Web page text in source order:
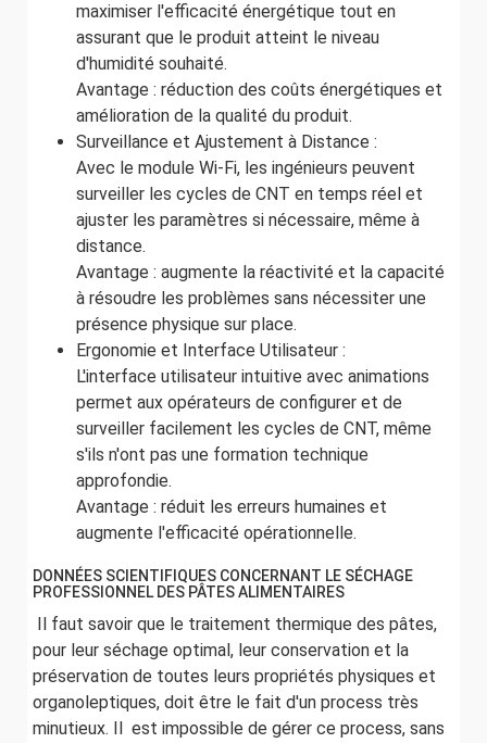
maximiser l'efficacité énergétique tout en
assurant que le produit atteint le niveau
d'humidité souhaité.
Avantage : réduction des coûts énergétiques et
amélioration de la qualité du produit.
Surveillance et Ajustement à Distance :
Avec le module Wi-Fi, les ingénieurs peuvent
surveiller les cycles de CNT en temps réel et
ajuster les paramètres si nécessaire, même à
distance.
Avantage : augmente la réactivité et la capacité
à résoudre les problèmes sans nécessiter une
présence physique sur place.
Ergonomie et Interface Utilisateur :
L'interface utilisateur intuitive avec animations
permet aux opérateurs de configurer et de
surveiller facilement les cycles de CNT, même
s'ils n'ont pas une formation technique
approfondie.
Avantage : réduit les erreurs humaines et
augmente l'efficacité opérationnelle.
DONNÉES SCIENTIFIQUES CONCERNANT LE SÉCHAGE
PROFESSIONNEL DES PÂTES ALIMENTAIRES
Il faut savoir que le traitement thermique des pâtes,
pour leur séchage optimal, leur conservation et la
préservation de toutes leurs propriétés physiques et
organoleptiques, doit être le fait d'un process très
minutieux. Il est impossible de gérer ce process, sans